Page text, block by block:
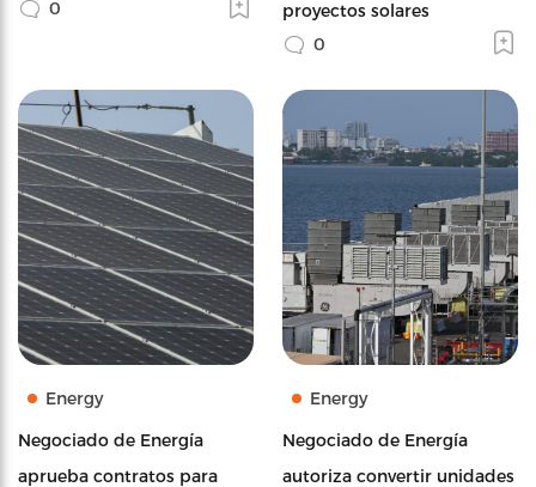
0
proyectos solares
0
Energy
Negociado de Energía
aprueba contratos para
Energy
Negociado de Energía
autoriza convertir unidades